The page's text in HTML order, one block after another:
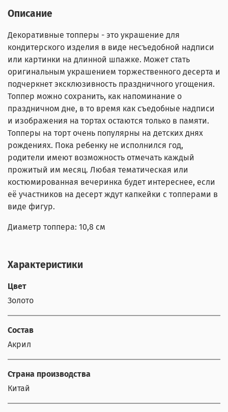
Описание
Декоративные топперы - это украшение для
кондитерского изделия в виде несъедобной надписи
или картинки на длинной шпажке. Может стать
оригинальным украшением торжественного десерта и
подчеркнет эксклюзивность праздничного угощения.
Топпер можно сохранить, как напоминание о
праздничном дне, в то время как съедобные надписи
и изображения на тортах остаются только в памяти.
Топперы на торт очень популярны на детских днях
рождениях. Пока ребенку не исполнился год,
родители имеют возможность отмечать каждый
прожитый им месяц. Любая тематическая или
костюмированная вечеринка будет интереснее, если
её участников на десерт ждут капкейки с топперами в
виде фигур.
Диаметр топпера: 10,8 см
Характеристики
Цвет
Золото
Состав
Акрил
Страна производства
Китай